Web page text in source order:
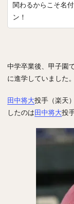
関わるからこそ名
ン！
中学卒業後、甲子園
に進学していました。
田中将大投手（楽天
したのは田中将大投
平田良介（ひら
武田愛斗（たけ
立岡宗一郎（た
太田椋（おおた
中山礼都（なか
今宮健太（い
城所龍磨（き
尾形崇斗（おが
松本航（まつ
矢野燿大（や
高田知季（たか